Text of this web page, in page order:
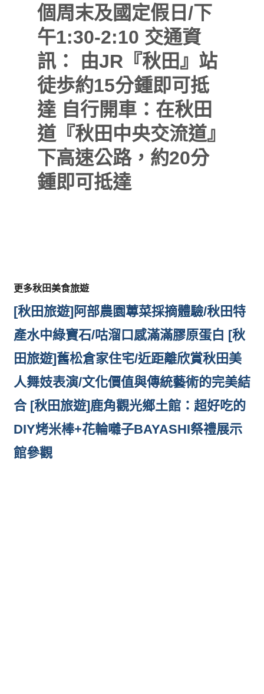
個周末及國定假日/下
午1:30-2:10 交通資
訊：
由JR『秋田』站
徒歩約15分鍾即可抵
達 自行開車：在秋田
道『秋田中央交流道』
下高速公路，約20分
鍾即可抵達
更多秋田美食旅遊
[秋田旅遊]阿部農園蓴菜採摘體驗/秋田特
產水中綠寶石/咕溜口感滿滿膠原蛋白 [秋
田旅遊]舊松倉家住宅/近距離欣賞秋田美
人舞妓表演/文化價值與傳統藝術的完美結
合 [秋田旅遊]鹿角觀光鄉土館：超好吃的
DIY烤米棒+花輪囃子BAYASHI祭禮展示
館參觀